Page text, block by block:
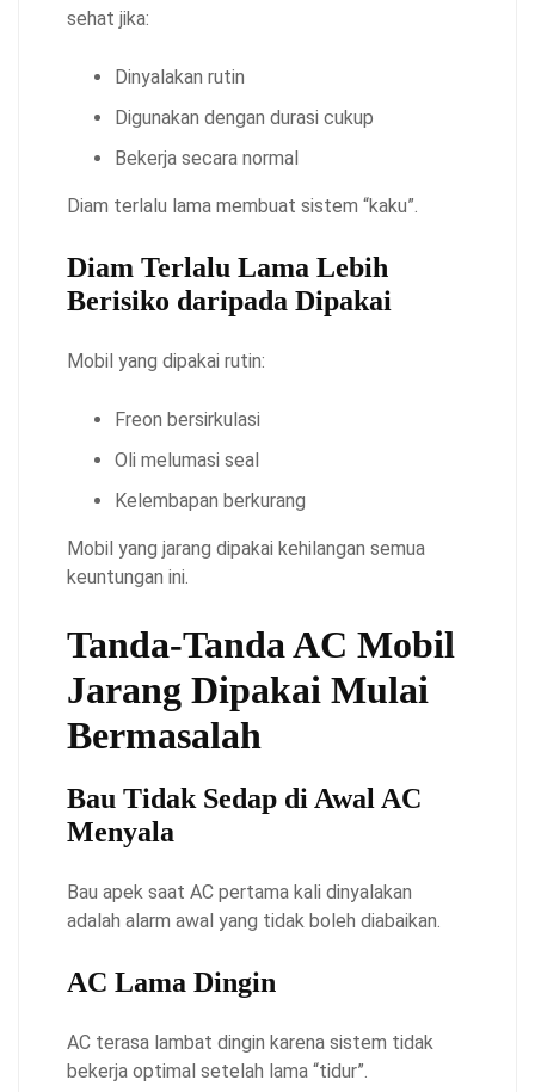
sehat jika:
Dinyalakan rutin
Digunakan dengan durasi cukup
Bekerja secara normal
Diam terlalu lama membuat sistem “kaku”.
Diam Terlalu Lama Lebih
Berisiko daripada Dipakai
Mobil yang dipakai rutin:
Freon bersirkulasi
Oli melumasi seal
Kelembapan berkurang
Mobil yang jarang dipakai kehilangan semua
keuntungan ini.
Tanda-Tanda AC Mobil
Jarang Dipakai Mulai
Bermasalah
Bau Tidak Sedap di Awal AC
Menyala
Bau apek saat AC pertama kali dinyalakan
adalah alarm awal yang tidak boleh diabaikan.
AC Lama Dingin
AC terasa lambat dingin karena sistem tidak
bekerja optimal setelah lama “tidur”.